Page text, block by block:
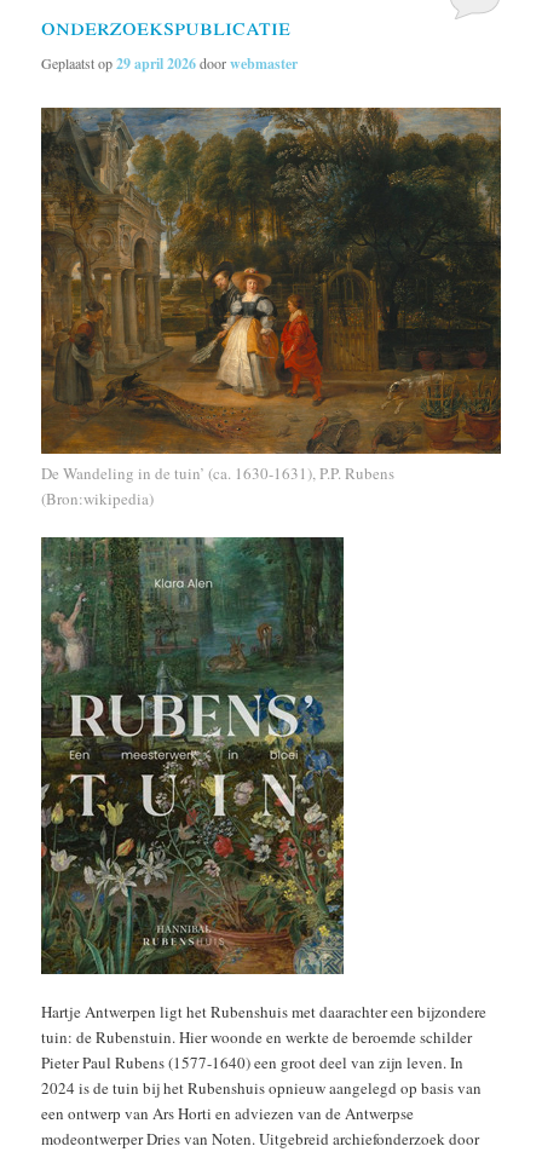
onderzoekspublicatie
Geplaatst op29 april 2026doorwebmaster
De Wandeling in de tuin’ (ca. 1630-1631), P.P. Rubens
(Bron:wikipedia)
Hartje Antwerpen ligt het Rubenshuis met daarachter een bijzondere
tuin: de Rubenstuin. Hier woonde en werkte de beroemde schilder
Pieter Paul Rubens (1577-1640) een groot deel van zijn leven. In
2024 is de tuin bij het Rubenshuis opnieuw aangelegd op basis van
een ontwerp van Ars Horti en adviezen van de Antwerpse
modeontwerper Dries van Noten. Uitgebreid archiefonderzoek door